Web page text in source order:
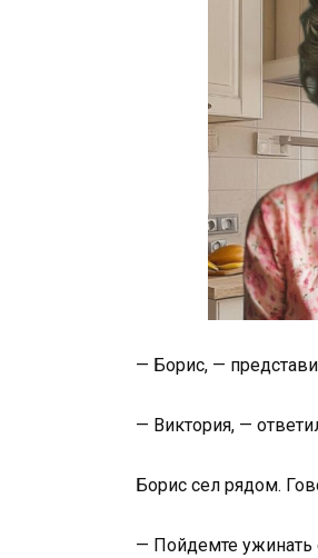
— Борис, —
— Виктория, —
Борис сел рядом.
— Пойдемте